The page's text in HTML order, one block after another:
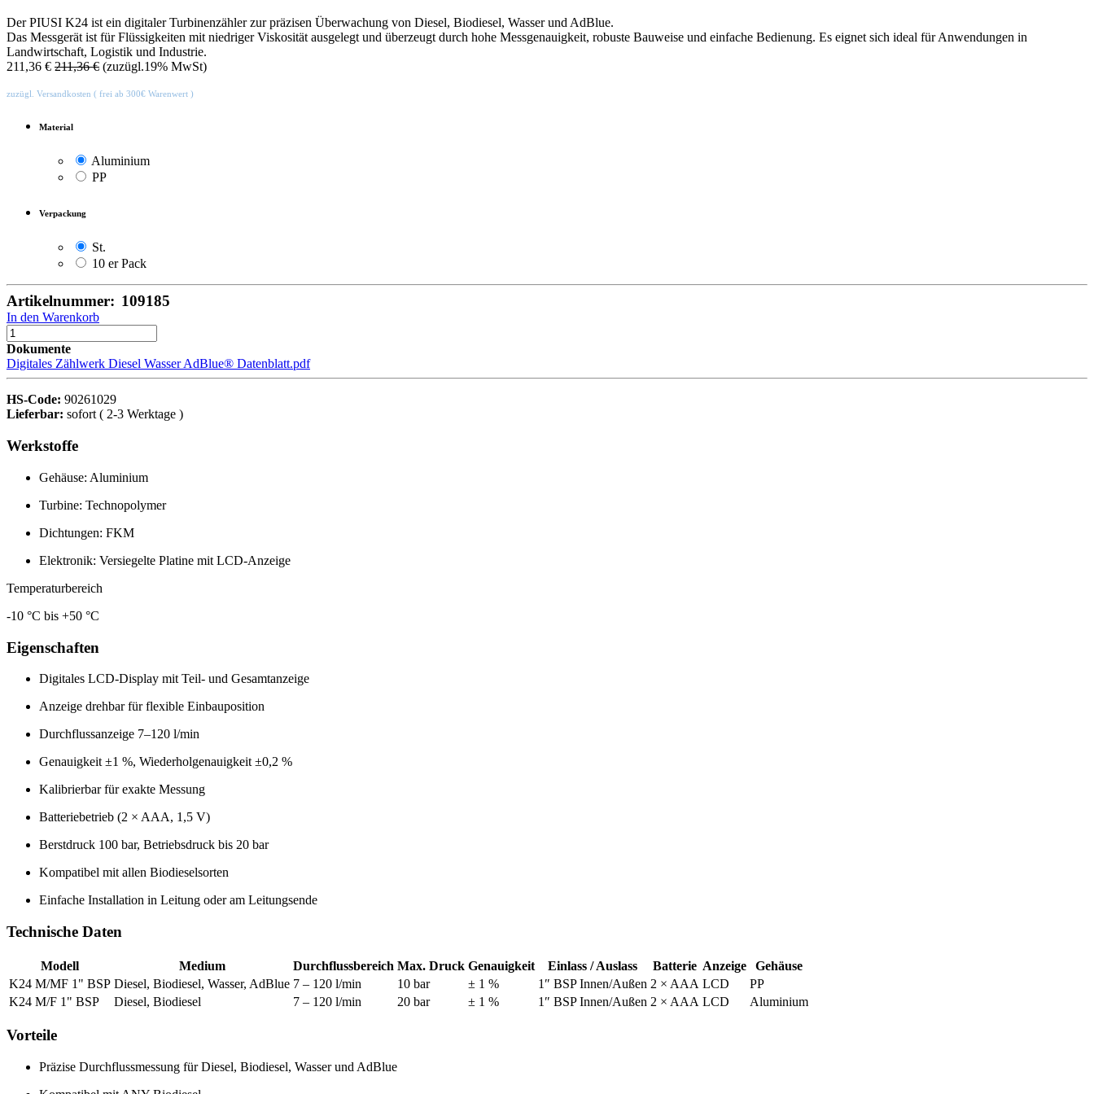
Der PIUSI K24 ist ein digitaler Turbinenzähler zur präzisen Überwachung von Diesel, Biodiesel, Wasser und AdBlue.
Das Messgerät ist für Flüssigkeiten mit niedriger Viskosität ausgelegt und überzeugt durch hohe Messgenauigkeit, robuste Bauweise und einfache Bedienung. Es eignet sich ideal für Anwendungen in
Landwirtschaft, Logistik und Industrie.
211,36 € 211,36€ (zuzügl.19% MwSt)
zuzügl. Versandkosten ( frei ab 300€ Warenwert )
Material
Aluminium
PP
Verpackung
St.
10 er Pack
Artikelnummer: 109185
In den Warenkorb
Dokumente
Digitales Zählwerk Diesel Wasser AdBlue® Datenblatt.pdf
HS-Code: 90261029
Lieferbar: sofort ( 2-3 Werktage )
Werkstoffe
Gehäuse: Aluminium
Turbine: Technopolymer
Dichtungen: FKM
Elektronik: Versiegelte Platine mit LCD-Anzeige
Temperaturbereich
-10 °C bis +50 °C
Eigenschaften
Digitales LCD-Display mit Teil- und Gesamtanzeige
Anzeige drehbar für flexible Einbauposition
Durchflussanzeige 7–120 l/min
Genauigkeit ±1 %, Wiederholgenauigkeit ±0,2 %
Kalibrierbar für exakte Messung
Batteriebetrieb (2 × AAA, 1,5 V)
Berstdruck 100 bar, Betriebsdruck bis 20 bar
Kompatibel mit allen Biodieselsorten
Einfache Installation in Leitung oder am Leitungsende
Technische Daten
Modell Medium Durchflussbereich Max. Druck Genauigkeit Einlass / Auslass Batterie Anzeige
Gehäuse
K24 M/MF 1" BSP Diesel, Biodiesel, Wasser, AdBlue 7 – 120 l/min 10 bar ± 1 % 1″ BSP Innen/Außen 2 × AAA LCD
PP
K24 M/F 1" BSP
Diesel, Biodiesel 7 – 120 l/min 20 bar ± 1 % 1″ BSP Innen/Außen 2 × AAA LCD Aluminium
Vorteile
Präzise Durchflussmessung für Diesel, Biodiesel, Wasser und AdBlue